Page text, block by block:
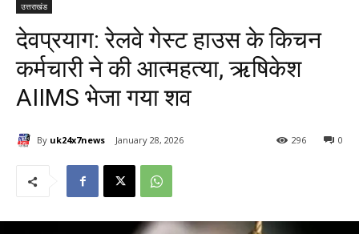
उत्तराखंड
देवप्रयाग: रेलवे गेस्ट हाउस के किचन
कर्मचारी ने की आत्महत्या, ऋषिकेश
AIIMS भेजा गया शव
By uk24x7news January 28, 2026 0
296